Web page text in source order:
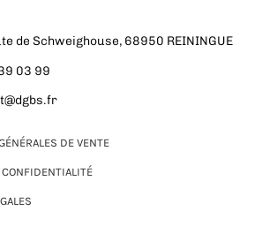
de Schweighouse, 68950 REININGUE
03 99
DE VENTE
CONFIDENTIALITÉ